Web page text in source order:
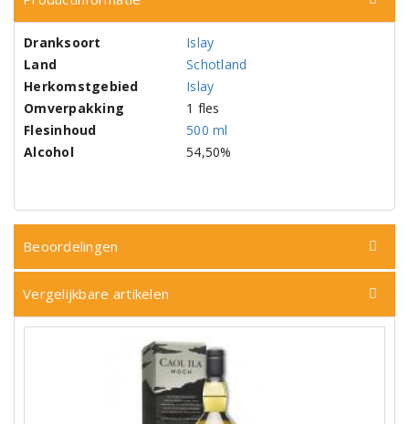
Dranksoort
Islay
Land
Schotland
Herkomstgebied
Islay
Omverpakking
1 fles
Flesinhoud
500 ml
Alcohol
54,50%
Beoordelingen
Vergelijkbare artikelen